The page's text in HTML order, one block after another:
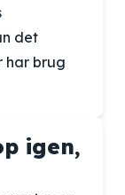
det
har brug
igen,